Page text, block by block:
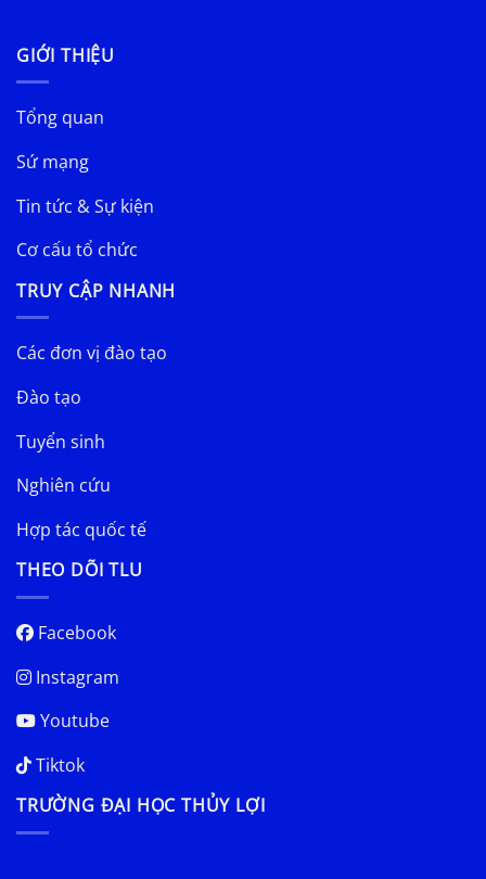
GIỚI THIỆU
Tổng quan
Sứ mạng
Tin tức & Sự kiện
Cơ cấu tổ chức
TRUY CẬP NHANH
Các đơn vị đào tạo
Đào tạo
Tuyển sinh
Nghiên cứu
Hợp tác quốc tế
THEO DÕI TLU
Facebook
Instagram
Youtube
Tiktok
TRƯỜNG ĐẠI HỌC THỦY LỢI